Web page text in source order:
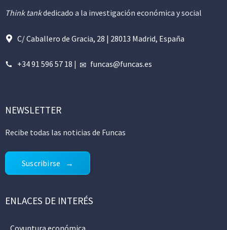
Think tankdedicado a la investigación económica y social
C/ Caballero de Gracia, 28 | 28013 Madrid, España
+34 91 596 57 18 | funcas@funcas.es
NEWSLETTER
Recibe todas las noticias de Funcas
Suscribirse
ENLACES DE INTERÉS